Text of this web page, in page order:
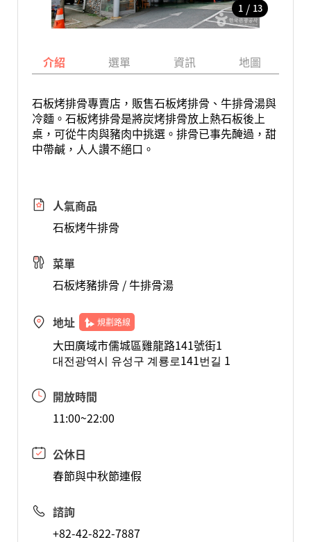
1 / 13
介紹 選單 資訊 地圖
石板烤排骨專賣店，販售石板烤排骨、牛排骨湯與
冷麵。石板烤排骨是將炭烤排骨放上熱石板後上
桌，可從牛肉與豬肉中挑選。排骨已事先醃過，甜
中帶鹹，人人讚不絕口。
人氣商品
石板烤牛排骨
菜單
石板烤豬排骨 / 牛排骨湯
地址 規劃路線
大田廣域市儒城區雞龍路141號街1
대전광역시 유성구 계룡로141번길 1
開放時間
11:00~22:00
公休日
春節與中秋節連假
諮詢
+82-42-822-7887